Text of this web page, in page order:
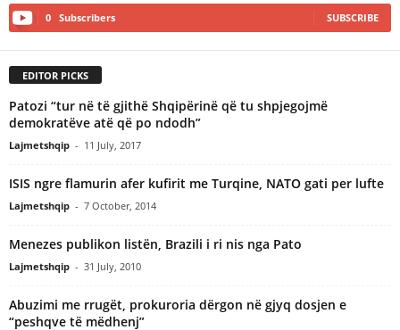
0 Subscribers SUBSCRIBE
EDITOR PICKS
Patozi “tur në të gjithë Shqipërinë që tu shpjegojmë
demokratëve atë që po ndodh”
Lajmetshqip - 11 July, 2017
ISIS ngre flamurin afer kufirit me Turqine, NATO gati per lufte
Lajmetshqip - 7 October, 2014
Menezes publikon listën, Brazili i ri nis nga Pato
Lajmetshqip - 31 July, 2010
Abuzimi me rrugët, prokuroria dërgon në gjyq dosjen e
“peshqve të mëdhenj”